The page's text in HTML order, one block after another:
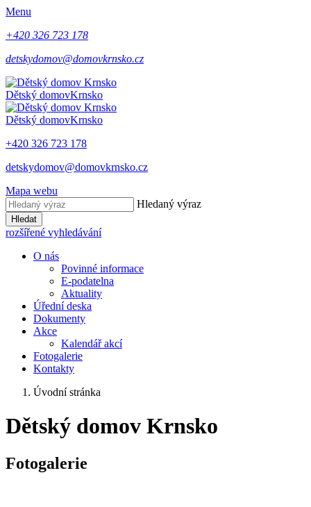
Menu
+420 326 723 178
detskydomov@domovkrnsko.cz
Dětský domovKrnsko
Dětský domovKrnsko
+420 326 723 178
detskydomov@domovkrnsko.cz
Mapa webu
Hledaný výraz
Hledat
rozšířené vyhledávání
O nás
Povinné informace
E-podatelna
Aktuality
Úřední deska
Dokumenty
Akce
Kalendář akcí
Fotogalerie
Kontakty
Úvodní stránka
Dětský domov Krnsko
Fotogalerie